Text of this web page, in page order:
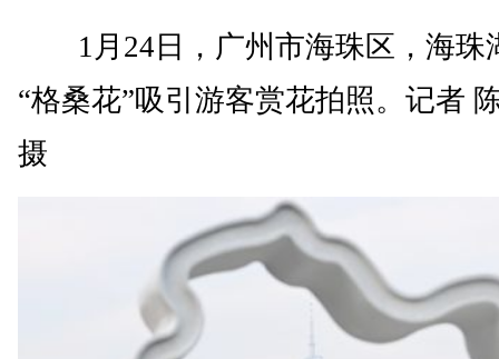
1月24日，广州市海珠区，海珠
“格桑花”吸引游客赏花拍照。记者
摄